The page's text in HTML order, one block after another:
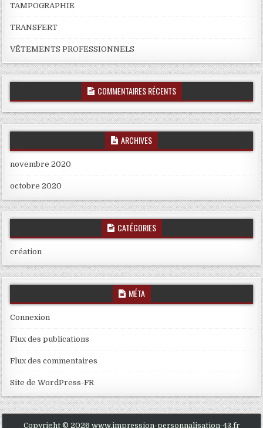
TAMPOGRAPHIE
TRANSFERT
VÊTEMENTS PROFESSIONNELS
COMMENTAIRES RÉCENTS
ARCHIVES
novembre 2020
octobre 2020
CATÉGORIES
création
MÉTA
Connexion
Flux des publications
Flux des commentaires
Site de WordPress-FR
Copyright © 2026 www.impression-personnalisation-43.fr